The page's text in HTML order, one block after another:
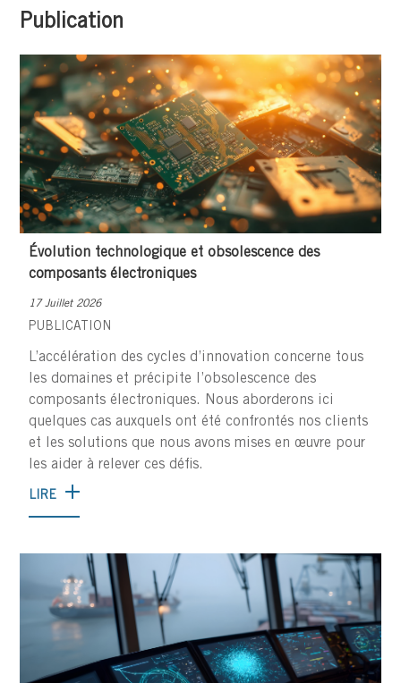
Publication
Évolution technologique et obsolescence des
composants électroniques
17 Juillet 2026
PUBLICATION
L’accélération des cycles d’innovation concerne tous
les domaines et précipite l’obsolescence des
composants électroniques. Nous aborderons ici
quelques cas auxquels ont été confrontés nos clients
et les solutions que nous avons mises en œuvre pour
les aider à relever ces défis.
LIRE